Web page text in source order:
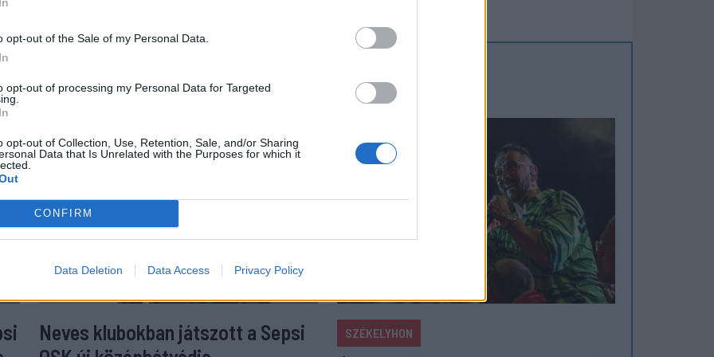
opt-out of the Sale of my Personal Data.
opt-out of processing my Personal Data for Targeted
opt-out of Collection, Use, Retention, Sale, and/or Sharing
Data that Is Unrelated with the Purposes for which it
CONFIRM
Data Deletion Data Access Privacy Policy
Neves klubokban játszott a Sepsi
SZÉKELYHON